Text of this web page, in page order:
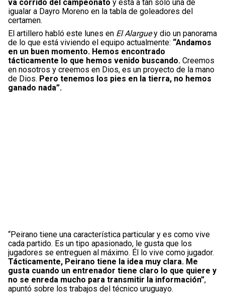
va corrido del campeonato y está a tan solo una de
igualar a Dayro Moreno en la tabla de goleadores del
certamen.
El artillero habló este lunes en El Alarguey dio un panorama
de lo que está viviendo el equipo actualmente: “Andamos
en un buen momento. Hemos encontrado
tácticamente lo que hemos venido buscando. Creemos
en nosotros y creemos en Dios, es un proyecto de la mano
de Dios. Pero tenemos los pies en la tierra, no hemos
ganado nada”.
“Peirano tiene una característica particular y es como vive
cada partido. Es un tipo apasionado, le gusta que los
jugadores se entreguen al máximo. Él lo vive como jugador.
Tácticamente, Peirano tiene la idea muy clara. Me
gusta cuando un entrenador tiene claro lo que quiere y
no se enreda mucho para transmitir la información”,
apuntó sobre los trabajos del técnico uruguayo.